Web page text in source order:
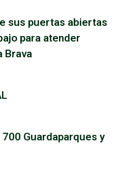
sus puertas abiertas
para atender
Brava
Guardaparques y